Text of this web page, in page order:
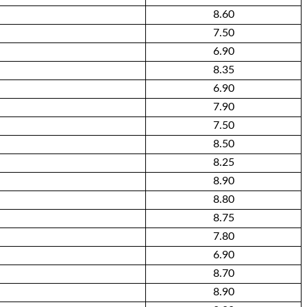
8.60
7.50
6.90
8.35
6.90
7.90
7.50
8.50
8.25
8.90
8.80
8.75
7.80
6.90
8.70
8.90